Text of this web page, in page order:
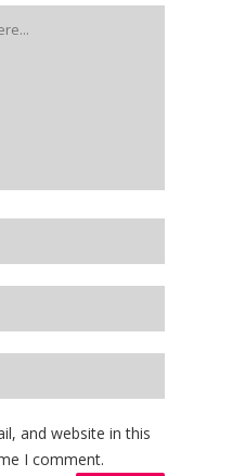
and website in this
I comment.